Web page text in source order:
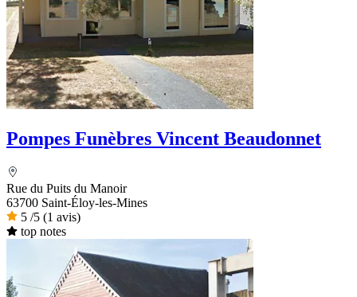
Pompes Funèbres Vincent Beaudonnet
Rue du Puits du Manoir
63700 Saint-Éloy-les-Mines
5 /5 (1 avis)
top notes